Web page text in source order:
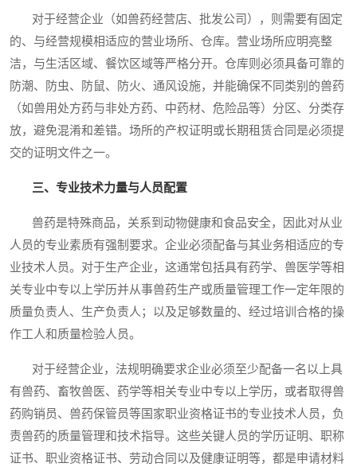
对于经营企业（如兽药经营店、批发公司），则需要有固定
的、与经营规模相适应的营业场所、仓库。营业场所应明亮整
洁，与生活区域、餐饮区域等严格分开。仓库则必须具备可靠的
防潮、防虫、防鼠、防火、通风设施，并能确保不同类别的兽药
（如兽用处方药与非处方药、中药材、危险品等）分区、分类存
放，避免混淆和差错。场所的产权证明或长期租赁合同是必须提
交的证明文件之一。
三、专业技术力量与人员配置
兽药是特殊商品，关系到动物健康和食品安全，因此对从业
人员的专业素质有强制要求。企业必须配备与其业务相适应的专
业技术人员。对于生产企业，这通常包括具有药学、兽医学等相
关专业中专以上学历并从事兽药生产或质量管理工作一定年限的
质量负责人、生产负责人；以及足够数量的、经过培训合格的操
作工人和质量检验人员。
对于经营企业，法规明确要求企业必须至少配备一名以上具
有兽药、畜牧兽医、药学等相关专业中专以上学历，或者取得兽
药购销员、兽药保管员等国家职业资格证书的专业技术人员，负
责兽药的质量管理和技术指导。这些关键人员的学历证明、职称
证书、职业资格证书、劳动合同以及健康证明等，都是申请材料